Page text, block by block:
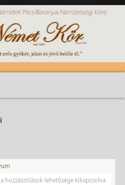
a hozzászólások lehetősége kikapcsolva